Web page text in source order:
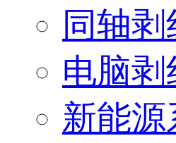
同轴
电脑剥
新能源